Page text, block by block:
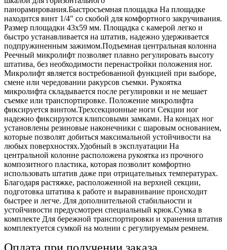
панорамирования.Быстросъемная площадка На площадке
находится винт 1/4" со скобой для комфортного закручивания.
Размер площадки 43х59 мм. Площадка с камерой легко и
быстро устанавливается на штатив, надежно удерживается
подпружиненным зажимом.Подъемная центральная колонна
Реечный микролифт позволяет плавно регулировать высоту
штатива, без необходимости перенастройки положения ног.
Микролифт является востребованной функцией при выборе,
смене или чередовании ракурсов съемки. Рукоятка
микролифта складывается после регулировки и не мешает
съемке или транспортировке. Положение микролифта
фиксируется винтом.Трехсекционные ноги Секции ног
надежно фиксируются клипсовыми замками. На концах ног
установлены резиновые наконечники с шаровым основанием,
которые позволят добиться максимальной устойчивости на
любых поверхностях.Удобный в эксплуатации На
центральной колонне расположена рукоятка из прочного
композитного пластика, которая позволит комфортно
использовать штатив даже при отрицательных температурах.
Благодаря растяжке, расположенной на верхней секции,
подготовка штатива к работе и выравнивание происходит
быстрее и легче. Для дополнительной стабильности и
устойчивости предусмотрен специальный крюк.Сумка в
комплекте Для бережной транспортировки и хранения штатив
комплектуется сумкой на молнии с регулируемым ремнем.